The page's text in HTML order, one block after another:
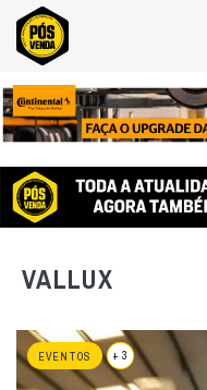
VALLUX
EVENTOS + 3